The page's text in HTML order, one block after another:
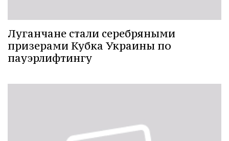
Луганчане стали серебряными
призерами Кубка Украины по
пауэрлифтингу